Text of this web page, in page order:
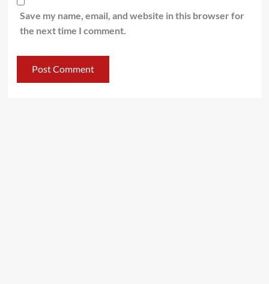
Save my name, email, and website in this browser for
the next time I comment.